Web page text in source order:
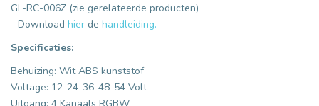
GL-RC-006Z (zie gerelateerde producten)
- Download hier de handleiding.
Specificaties:
Behuizing: Wit ABS kunststof
Voltage: 12-24-36-48-54 Volt
Uitgang: 4 Kanaals RGBW